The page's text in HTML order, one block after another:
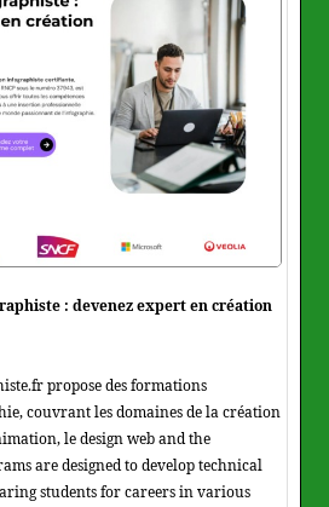
: devenez expert en création
propose des formations
couvrant les domaines de la création
le design web and the
are designed to develop technical
students for careers in various